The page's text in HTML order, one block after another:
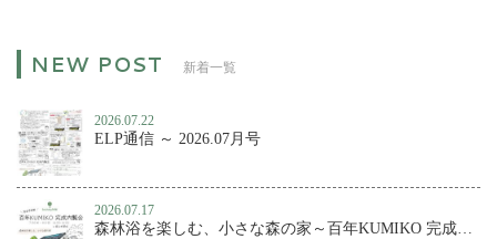
新着一覧
2026.07.22
ELP通信 ～ 2026.07月号
2026.07.17
森林浴を楽しむ、小さな森の家～百年KUMIKO 完成内覧会